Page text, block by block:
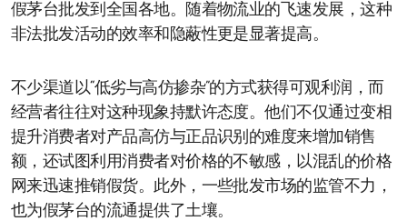
假茅台批发到全国各地。随着物流业的飞速发展，这种
非法批发活动的效率和隐蔽性更是显著提高。
不少渠道以“低劣与高仿掺杂”的方式获得可观利润，而
经营者往往对这种现象持默许态度。他们不仅通过变相
提升消费者对产品高仿与正品识别的难度来增加销售
额，还试图利用消费者对价格的不敏感，以混乱的价格
网来迅速推销假货。此外，一些批发市场的监管不力，
也为假茅台的流通提供了土壤。